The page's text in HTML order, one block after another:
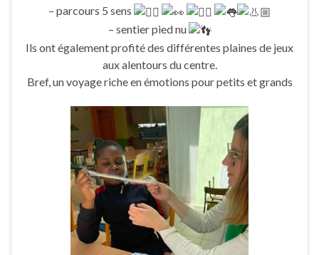
– parcours 5 sens
– sentier pied nu
Ils ont également profité des différentes plaines de jeux
aux alentours du centre.
Bref, un voyage riche en émotions pour petits et grands